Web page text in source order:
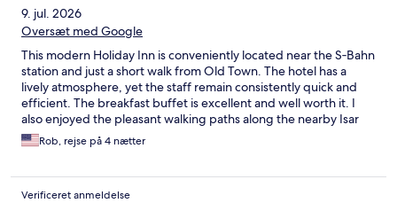
9. jul. 2026
Oversæt med Google
This modern Holiday Inn is conveniently located near the S‑Bahn
station and just a short walk from Old Town. The hotel has a
lively atmosphere, yet the staff remain consistently quick and
efficient. The breakfast buffet is excellent and well worth it. I
also enjoyed the pleasant walking paths along the nearby Isar
River.Rob, rejse på 4 nætter
Verificeret anmeldelse